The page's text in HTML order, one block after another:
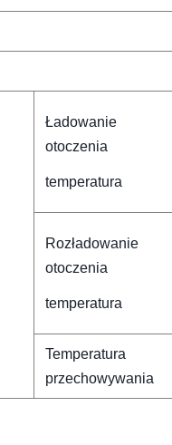
Ładowanie
otoczenia
temperatura
Rozładowanie
otoczenia
temperatura
Temperatura
przechowywania